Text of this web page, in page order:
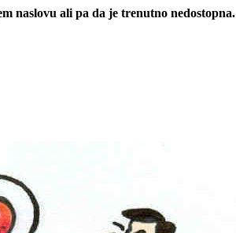
naslovu ali pa da je trenutno nedostopna.